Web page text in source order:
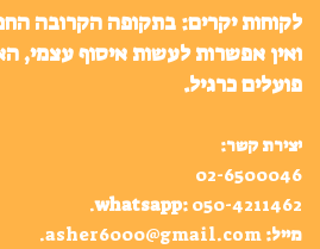
לקוחות יקרים: בתקופה הקרובה
ואין אפשרות לעשות איסוף עצמי,
פועלים כרגיל.
יצירת קשר:
02-6500046
whatsapp: 050-4211462
.
מייל: asher6000@gmail.com
.